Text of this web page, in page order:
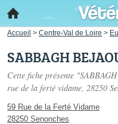
Accueil > Centre-Val de Loire >
SABBAGH
Cette fiche présente
rue de la ferté vidame, 28250
59 Rue de la Ferté Vidame
28250 Senonches